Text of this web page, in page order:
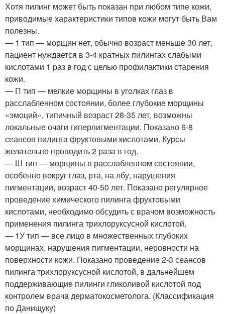
Хотя пилинг может быть показан при любом типе кожи,
приводимые характеристики типов кожи могут быть Вам
полезны.
— 1 тип — морщин нет, обычно возраст меньше 30 лет,
пациент нуждается в 3-4 кратных пилингах слабыми
кислотами 1 раз в год с целью профилактики старения
кожи.
— П тип — мелкие морщины в уголках глаз в
расслабленном состоянии, более глубокие морщины
«эмоций», типичный возраст 28-35 лет, возможны
локальные очаги гиперпигментации. Показано 6-8
сеансов пилинга фруктовыми кислотами. Курсы
желательно проводить 2 раза в год.
— Ш тип — морщины в расслабленном состоянии,
особенно вокруг глаз, рта, на лбу, нарушения
пигментации, возраст 40-50 лет. Показано регулярное
проведение химического пилинга фруктовыми
кислотами, необходимо обсудить с врачом возможность
применения пилинга трихлоруксусной кислотой.
— 1У тип — все лицо в множественных глубоких
морщинах, нарушения пигментации, неровности на
поверхности кожи. Показано проведение 2-3 сеансов
пилинга трихлоруксусной кислотой, в дальнейшем
поддерживающие пилинги гликоливой кислотой под
контролем врача дерматокосметолога. (Классификация
по Данищуку)